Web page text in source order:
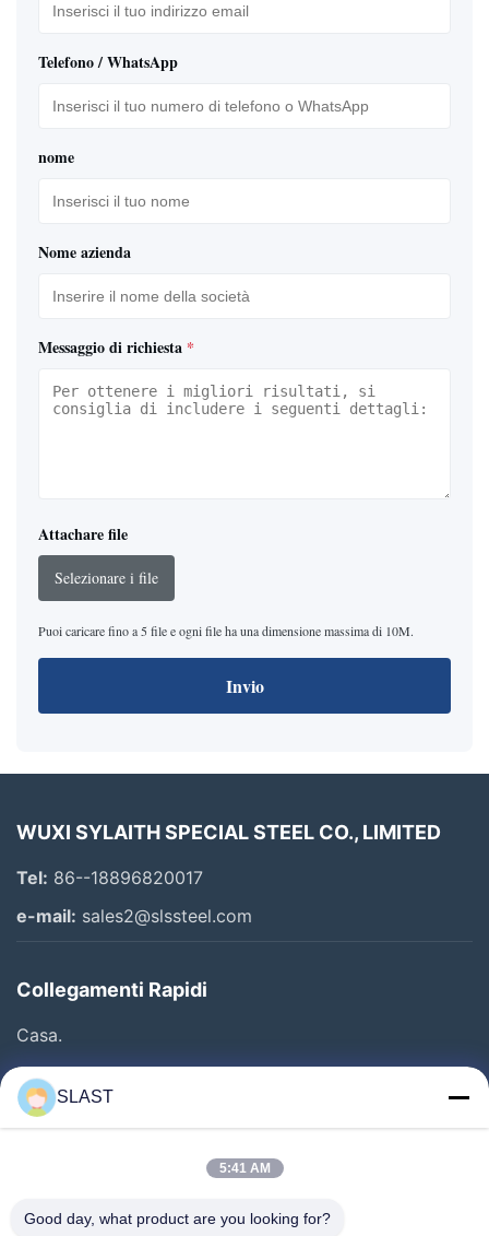
Telefono / WhatsApp
nome
Nome azienda
Messaggio di richiesta *
Attachare file
Selezionare i file
Puoi caricare fino a 5 file e ogni file ha una dimensione massima di 10M.
Invio
WUXI SYLAITH SPECIAL STEEL CO., LIMITED
Tel: 86--18896820017
e-mail: sales2@slssteel.com
Collegamenti Rapidi
Casa.
Prodotti
Video
Controllo Della Qualità
SLAST
5:41 AM
Good day, what product are you looking for?